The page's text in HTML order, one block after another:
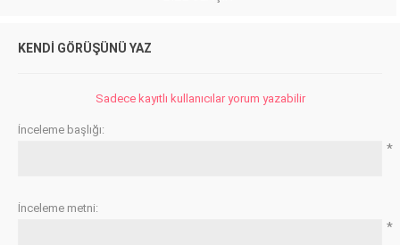
KENDI GÖRÜŞÜNÜ YAZ
Sadece kayıtlı kullanıcılar yorum yazabilir
İnceleme başlığı:
*
İnceleme metni:
*